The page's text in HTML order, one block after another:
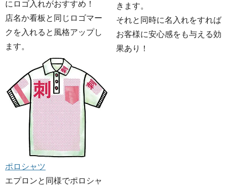
にロゴ入れがおすすめ！
店名か看板と同じロゴマー
クを入れると風格アップし
ます。
きます。
それと同時に名入れをすれば
お客様に安心感をも与える効
果あり！
ポロシャツ
エプロンと同様でポロシャ